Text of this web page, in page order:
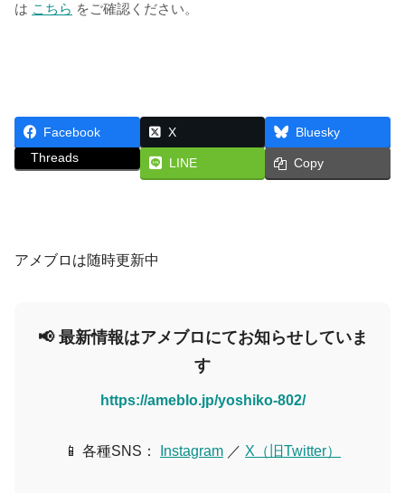
は こちら をご確認ください。
Facebook X
Bluesky
Threads
LINE Copy
アメブロは随時更新中
📢 最新情報はアメブロにてお知らせしていま
す
https://ameblo.jp/yoshiko-802/
📱 各種SNS： Instagram ／ X（旧Twitter）